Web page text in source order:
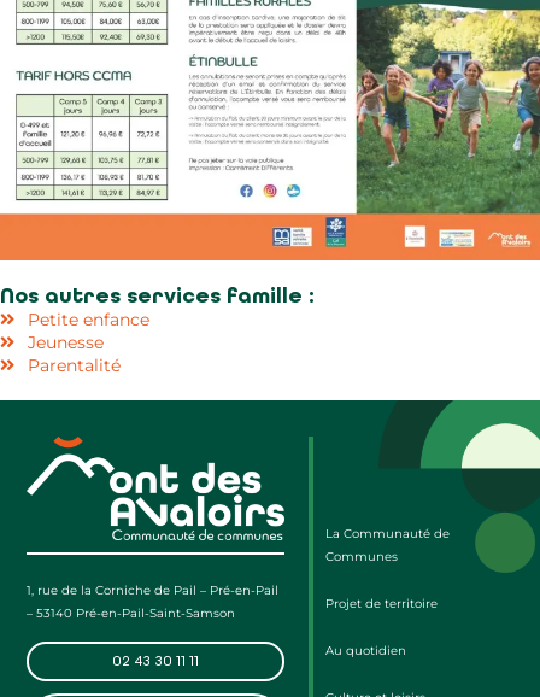
Nos autres services famille :
Petite enfance
Jeunesse
Parentalité
1, rue de la Corniche de Pail – Pré-en-Pail
– 53140 Pré-en-Pail-Saint-Samson
02 43 30 11 11
La Communauté de
Communes
Projet de territoire
Au quotidien